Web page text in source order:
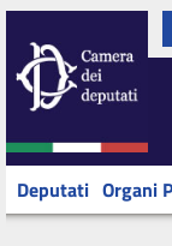
Deputati Organi